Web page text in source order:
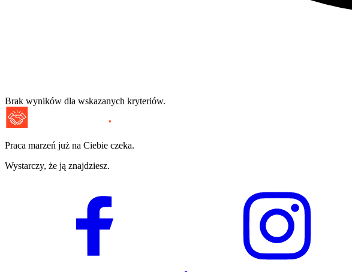
Brak wyników dla wskazanych kryteriów.
Praca marzeń już na Ciebie czeka.
Wystarczy, że ją znajdziesz.